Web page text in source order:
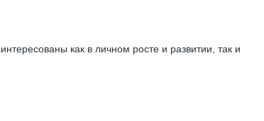
как в личном росте и развитии, так и